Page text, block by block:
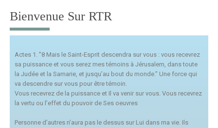
Bienvenue Sur RTR
Actes 1. ”8 Mais le Saint-Esprit descendra sur vous : vous recevrez
sa puissance et vous serez mes témoins à Jérusalem, dans toute
la Judée et la Samarie, et jusqu’au bout du monde.” Une force qui
va descendre sur vous pour être témoin.
Vous recevrez de la puissance et Il va venir sur vous. Vous recevrez
la vertu ou l’effet du pouvoir de Ses oeuvres
Personne d’autres n’aura pas le dessus sur Lui dans ma vie. Ils